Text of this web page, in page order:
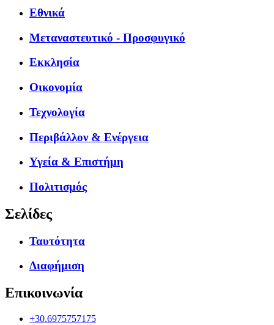
Εθνικά
Μεταναστευτικό - Προσφυγικό
Εκκλησία
Οικονομία
Τεχνολογία
Περιβάλλον & Ενέργεια
Υγεία & Επιστήμη
Πολιτισμός
Σελίδες
Ταυτότητα
Διαφήμιση
Επικοινωνία
+30.6975757175